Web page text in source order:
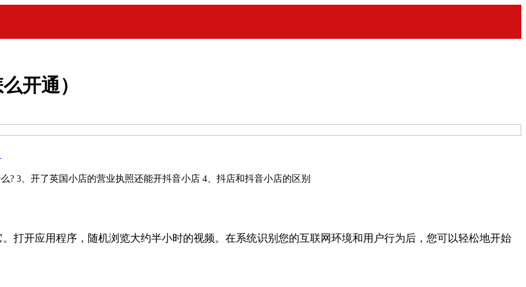
开通）
? 3、开了英国小店的营业执照还能开抖音小店 4、抖店和抖音小店的区别
打开应用程序，随机浏览大约半小时的视频。在系统识别您的互联网环境和用户行为后，您可以轻松地开始